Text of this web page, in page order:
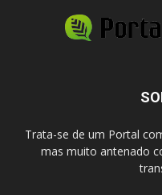
Trata-se de um Portal
mas muito antenado